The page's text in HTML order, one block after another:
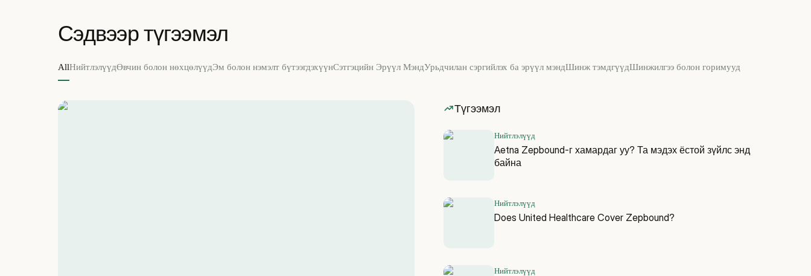
Сэдвээр түгээмэл
AllНийтлэлүүдӨвчин болон нөхцөлүүдЭм болон нэмэлт бүтээгдэхүүнСэтгэцийн Эрүүл МэндУрьдчилан сэргийлэх ба эрүүл мэндШинж тэмдгүүдШинжилгээ болон горимууд
Түгээмэл
Нийтлэлүүд
Aetna Zepbound-г хамардаг уу? Та мэдэх ёстой зүйлс энд
байна
Нийтлэлүүд
Does United Healthcare Cover Zepbound?
Нийтлэлүүд